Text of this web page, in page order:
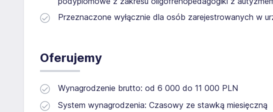
Przeznaczone wyłącznie dla osób zarejestrowanych w
Oferujemy
Wynagrodzenie brutto: od 6 000 do 11 000 PLN
System wynagrodzenia: Czasowy ze stawką miesięczną